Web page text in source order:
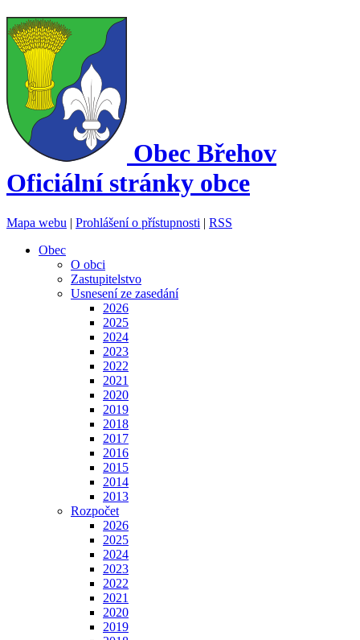
Obec Břehov
Oficiální stránky obce
Mapa webu | Prohlášení o přístupnosti | RSS
Obec
O obci
Zastupitelstvo
Usnesení ze zasedání
2026
2025
2024
2023
2022
2021
2020
2019
2018
2017
2016
2015
2014
2013
Rozpočet
2026
2025
2024
2023
2022
2021
2020
2019